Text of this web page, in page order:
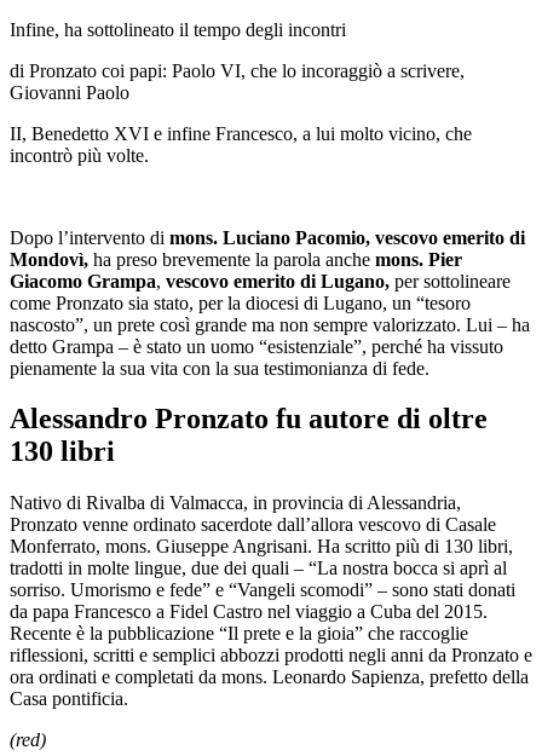
Infine, ha sottolineato il tempo degli incontri
di Pronzato coi papi: Paolo VI, che lo incoraggiò a scrivere,
Giovanni Paolo
II, Benedetto XVI e infine Francesco, a lui molto vicino, che
incontrò più volte.
Dopo l’intervento di mons. Luciano Pacomio, vescovo emerito di
Mondovì, ha preso brevemente la parola anche mons. Pier
Giacomo Grampa, vescovo emerito di Lugano, per sottolineare
come Pronzato sia stato, per la diocesi di Lugano, un “tesoro
nascosto”, un prete così grande ma non sempre valorizzato. Lui – ha
detto Grampa – è stato un uomo “esistenziale”, perché ha vissuto
pienamente la sua vita con la sua testimonianza di fede.
Alessandro Pronzato fu autore di oltre
130 libri
Nativo di Rivalba di Valmacca, in provincia di Alessandria,
Pronzato venne ordinato sacerdote dall’allora vescovo di Casale
Monferrato, mons. Giuseppe Angrisani. Ha scritto più di 130 libri,
tradotti in molte lingue, due dei quali – “La nostra bocca si aprì al
sorriso. Umorismo e fede” e “Vangeli scomodi” – sono stati donati
da papa Francesco a Fidel Castro nel viaggio a Cuba del 2015.
Recente è la pubblicazione “Il prete e la gioia” che raccoglie
riflessioni, scritti e semplici abbozzi prodotti negli anni da Pronzato e
ora ordinati e completati da mons. Leonardo Sapienza, prefetto della
Casa pontificia.
(red)